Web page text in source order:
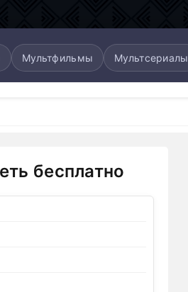
Мультфильмы Мультсериалы
бесплатно